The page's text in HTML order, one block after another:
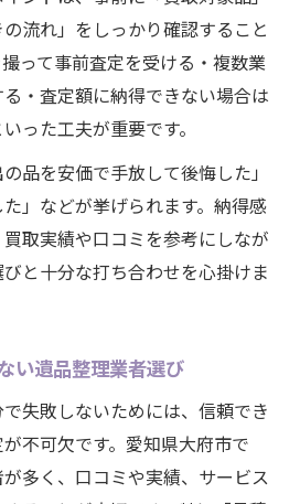
遺品整理と買取のポイント
品整理業者の選び方と特徴
整理と買取の両立を目指すに
による遺品整理の安心サポー
買取査定で気を付けるポイン
の流れ」をしっかり確認すること
って事前査定を受ける・複数業
・査定額に納得できない場合は
った工夫が重要です。
品を安価で手放して後悔した」
た」などが挙げられます。納得感
取実績や口コミを参考にしなが
と十分な打ち合わせを心掛けま
い遺品整理業者選び
失敗しないためには、信頼でき
不可欠です。愛知県大府市で
多く、口コミや実績、サービス